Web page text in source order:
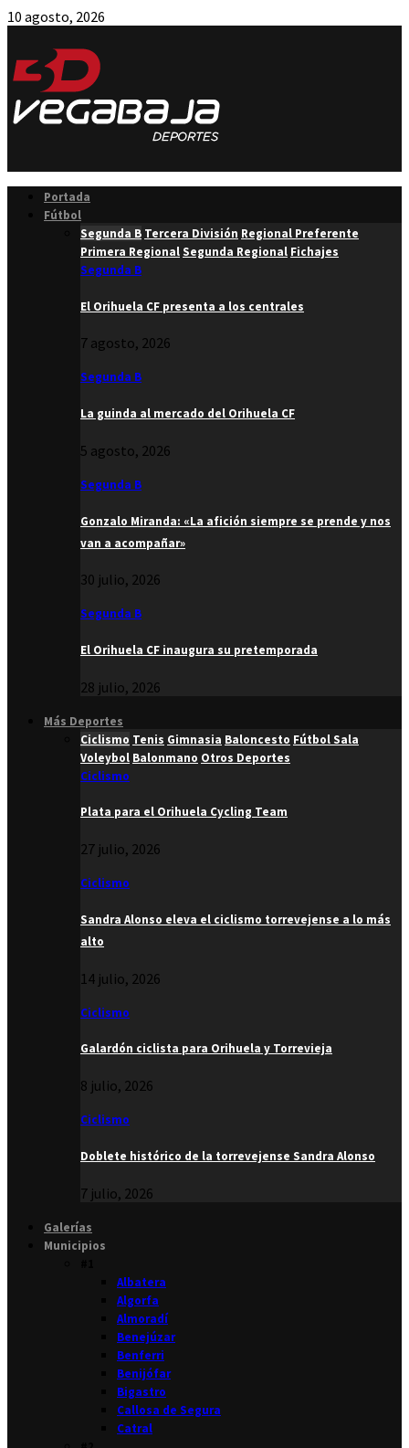
10 agosto, 2026
Portada
Fútbol
Segunda B Tercera División Regional Preferente
Primera RegionalSegunda Regional Fichajes
Segunda B
El Orihuela CF presenta a los centrales
7 agosto, 2026
Segunda B
La guinda al mercado del Orihuela CF
5 agosto, 2026
Segunda B
Gonzalo Miranda: «La afición siempre se prende y nos
van a acompañar»
30 julio, 2026
Segunda B
El Orihuela CF inaugura su pretemporada
28 julio, 2026
Más Deportes
Ciclismo Tenis Gimnasia Baloncesto Fútbol Sala
Voleybol Balonmano Otros Deportes
Ciclismo
Plata para el Orihuela Cycling Team
27 julio, 2026
Ciclismo
Sandra Alonso eleva el ciclismo torrevejense a lo más
alto
14 julio, 2026
Ciclismo
Galardón ciclista para Orihuela y Torrevieja
8 julio, 2026
Ciclismo
Doblete histórico de la torrevejense Sandra Alonso
7 julio, 2026
Galerías
Municipios
Albatera
Algorfa
Almoradí
Benejúzar
Benferri
Benijófar
Bigastro
Callosa de Segura
Catral